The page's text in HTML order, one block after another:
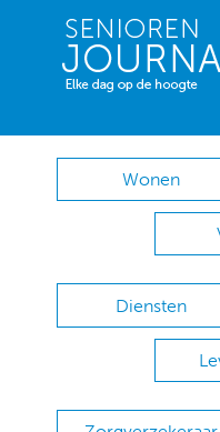
Wonen
Diensten